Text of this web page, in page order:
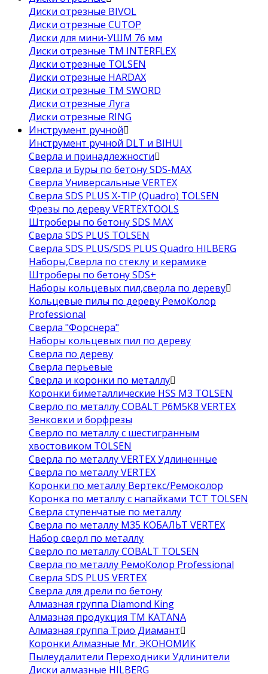
Диски отрезные BIVOL
Диски отрезные CUTOP
Диски для мини-УШМ 76 мм
Диски отрезные ТМ INTERFLEX
Диски отрезные TOLSEN
Диски отрезные HARDAX
Диски отрезные ТМ SWORD
Диски отрезные Луга
Диски отрезные RING
Инструмент ручной
Инструмент ручной DLT и BIHUI
Сверла и принадлежности
Сверла и Буры по бетону SDS-MAX
Сверла Универсальные VERTEX
Сверла SDS PLUS X-TIP (Quadro) TOLSEN
Фрезы по дереву VERTEXTOOLS
Штроберы по бетону SDS MAX
Сверла SDS PLUS TOLSEN
Сверла SDS PLUS/SDS PLUS Quadro HILBERG
Наборы,Сверла по стеклу и керамике
Штроберы по бетону SDS+
Наборы кольцевых пил,сверла по дереву
Кольцевые пилы по дереву РемоКолор
Professional
Сверла "Форснера"
Наборы кольцевых пил по дереву
Сверла по дереву
Сверла перьевые
Сверла и коронки по металлу
Коронки биметаллические HSS M3 TOLSEN
Сверло по металлу COBALT Р6М5К8 VERTEX
Зенковки и борфрезы
Сверло по металлу с шестигранным
хвостовиком TOLSEN
Сверла по металлу VERTEX Удлиненные
Сверла по металлу VERTEX
Коронки по металлу Вертекс/Ремоколор
Коронка по металлу с напайками TCT TOLSEN
Сверла ступенчатые по металлу
Сверла по металлу М35 КОБАЛЬТ VERTEX
Набор сверл по металлу
Сверло по металлу COBALT TOLSEN
Сверла по металлу РемоКолор Professional
Сверла SDS PLUS VERTEX
Сверла для дрели по бетону
Алмазная группа Diamond King
Алмазная продукция ТМ KATANA
Алмазная группа Трио Диамант
Коронки Алмазные Mr. ЭКОНОМИК
Пылеудалители Переходники Удлинители
Диски алмазные HILBERG